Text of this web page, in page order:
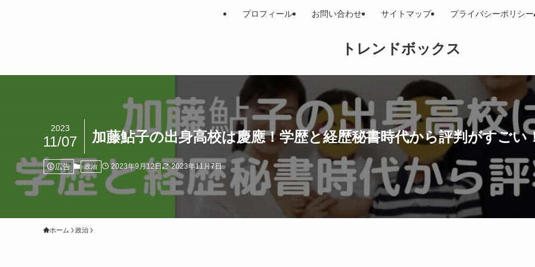
トレンドボックス
プロフィール お問い合わせ サイトマップ プライバシーポリシー
加藤鮎子の出身高校は慶應！学歴と経歴秘書時代から評判がすごい
2023
11/07
広告 政治 2023年9月12日 2023年11月7日
ホーム 政治